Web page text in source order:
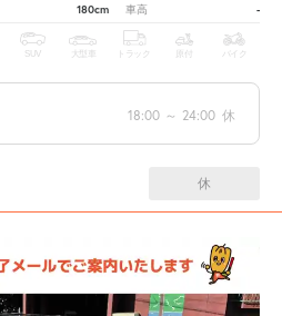
180cm 車高 -
SUV 大型車 トラック 原付 バイク
18:00 ～ 24:00 休
休